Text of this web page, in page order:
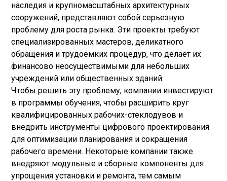
наследия и крупномасштабных архитектурных
сооружений, представляют собой серьезную
проблему для роста рынка. Эти проекты требуют
специализированных мастеров, деликатного
обращения и трудоемких процедур, что делает их
финансово неосуществимыми для небольших
учреждений или общественных зданий.
Чтобы решить эту проблему, компании инвестируют
в программы обучения, чтобы расширить круг
квалифицированных рабочих-стеклодувов и
внедрить инструменты цифрового проектирования
для оптимизации планирования и сокращения
рабочего времени. Некоторые компании также
внедряют модульные и сборные компоненты для
упрощения установки и ремонта, тем самым